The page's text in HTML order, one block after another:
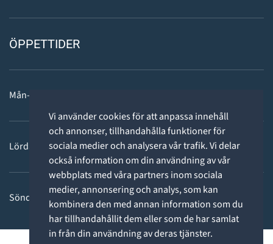
Vi använder cookies för att anpassa innehåll
och annonser, tillhandahålla funktioner för
sociala medier och analysera vår trafik. Vi delar
också information om din användning av vår
webbplats med våra partners inom sociala
medier, annonsering och analys, som kan
kombinera den med annan information som du
har tillhandahållit dem eller som de har samlat
in från din användning av deras tjänster.
ÖPPETTIDER
Mån-fre: 11 - 18
Lördag: 11-15
Söndag: STÄNGT